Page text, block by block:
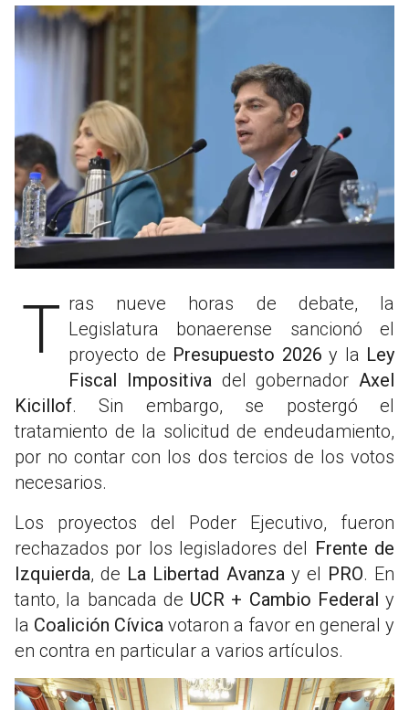
Tras nueve horas de debate, la Legislatura bonaerense sancionó el
proyecto de Presupuesto 2026 y la Ley
Fiscal Impositivadel gobernador Axel
Kicillof. Sin embargo, se postergó el
tratamiento de la solicitud de endeudamiento,
por no contar con los dos tercios de los votos
necesarios.
Los proyectos del Poder Ejecutivo, fueron
rechazados por los legisladores del Frente de
Izquierda, de La Libertad Avanzay el PRO. En
tanto, la bancada de UCR + Cambio Federal y
la Coalición Cívica votaron a favor en general y
en contra en particular a varios artículos.